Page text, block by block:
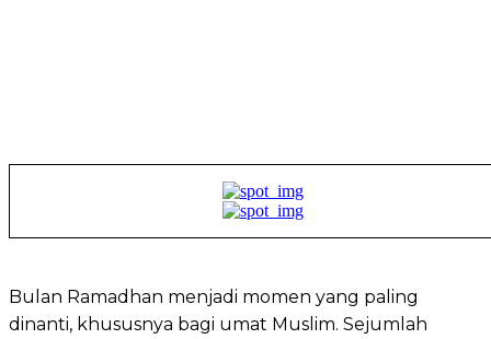
Bulan Ramadhan menjadi momen yang paling
dinanti, khususnya bagi umat Muslim. Sejumlah